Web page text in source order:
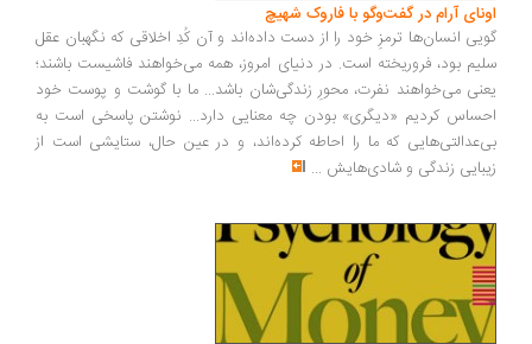
آرام در گفت‌وگو با فاروک شهیچ‭
انسان‌ها ترمزِ خود را از دست داده‌اند و آن کُدِ اخلاقی که نگهبان عقل
بود، فروریخته است. در دنیای امروز، همه می‌خواهند فاشیست باشند؛
می‌خواهند نفرت، محورِ زندگی‌شان باشد... ما با گوشت و پوست خود
کردیم «دیگری» بودن چه معنایی دارد... نوشتن پاسخی است به
که ما را احاطه کرده‌اند، و در عین حال، ستایشی است از
زندگی و شادی‌هایش...